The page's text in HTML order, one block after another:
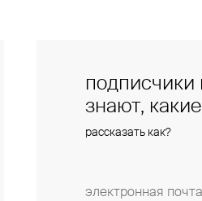
подписчики
знают,
рассказать как?